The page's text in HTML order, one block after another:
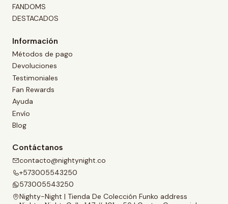
FANDOMS
DESTACADOS
Información
Métodos de pago
Devoluciones
Testimoniales
Fan Rewards
Ayuda
Envío
Blog
Contáctanos
contacto@nightynight.co
+573005543250
573005543250
Nighty-Night | Tienda De Colección Funko address